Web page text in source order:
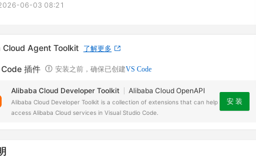
06-03 08:21
Cloud Agent Toolkit 了解更多
插件 安装之前，确保已创建VS Code
Alibaba Cloud Developer Toolkit Alibaba Cloud OpenAPI
Alibaba Cloud Developer Toolkit is a collection of extensions that can help
access Alibaba Cloud services in Visual Studio Code.
安 装